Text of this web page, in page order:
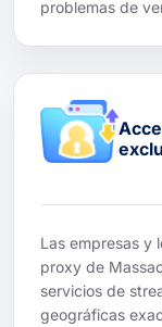
problemas de
Las empresas y
proxy de
servicios de
geográficas